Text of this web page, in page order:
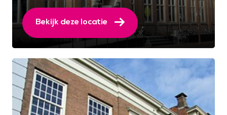
Bekijk deze locatie